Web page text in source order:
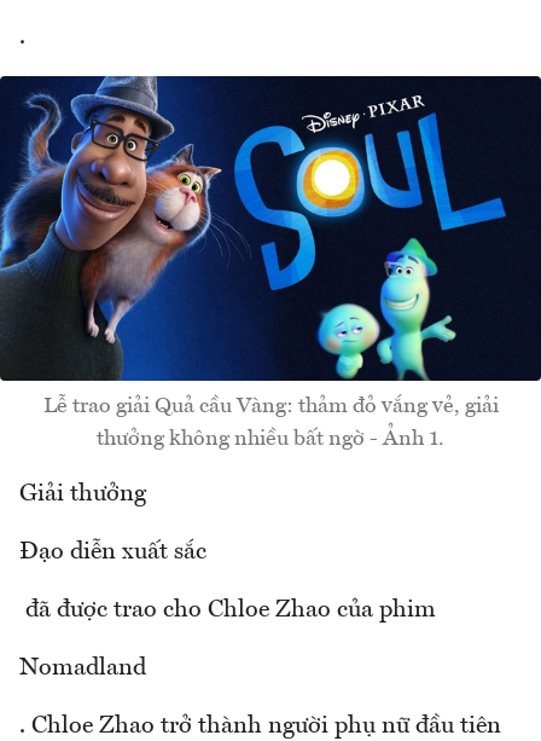
.
Lễ trao giải Quả cầu Vàng: thảm đỏ vắng vẻ, giải
thưởng không nhiều bất ngờ - Ảnh 1.
Giải thưởng
Đạo diễn xuất sắc
đã được trao cho Chloe Zhao của phim
Nomadland
. Chloe Zhao trở thành người phụ nữ đầu tiên